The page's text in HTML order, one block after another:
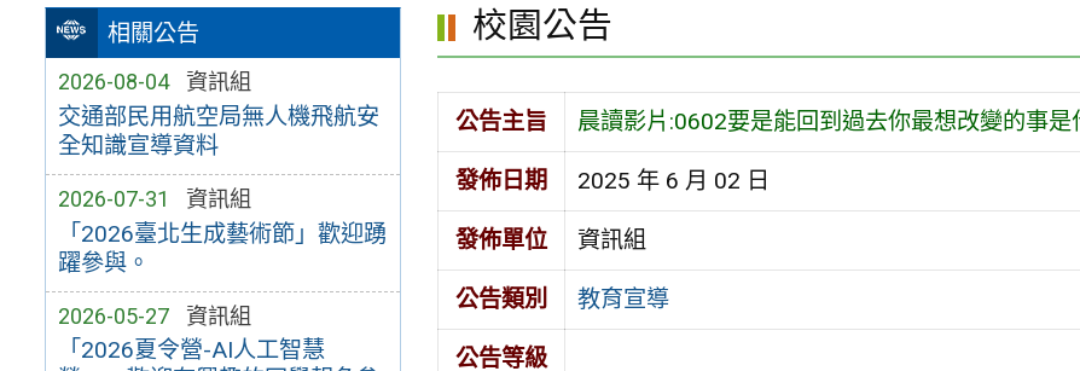
相關公告
2026-08-04 資訊組
交通部民用航空局無人機飛航安
全知識宣導資料
2026-07-31 資訊組
「2026臺北生成藝術節」歡迎踴
躍參與。
2026-05-27 資訊組
「2026夏令營-AI人工智慧
校園公告
公告主旨 晨讀影片:0602要是能回到過去你最想改變的事
發佈日期 2025 年 6 月 02 日
發佈單位 資訊組
公告類別 教育宣導
公告等級